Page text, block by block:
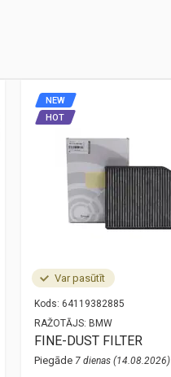
Var pasūtīt
Kods: 64119382885
RAŽOTĀJS: BMW
NEW
HOT
FINE-DUST FILTER
Piegāde 7 dienas (14.08.2026)